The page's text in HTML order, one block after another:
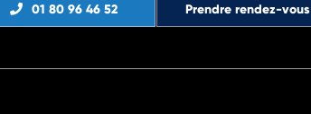
01 80 96 46 52 Prendre rendez-vous